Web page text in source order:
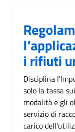
i rifiuti
Disciplina
solo la tassa
modalità e gli
servizio di
carico